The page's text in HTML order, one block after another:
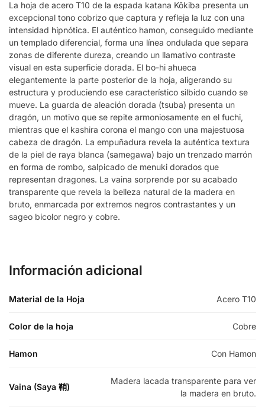
La hoja de acero T10 de la espada katana Kōkiba presenta un
excepcional tono cobrizo que captura y refleja la luz con una
intensidad hipnótica. El auténtico hamon, conseguido mediante
un templado diferencial, forma una línea ondulada que separa
zonas de diferente dureza, creando un llamativo contraste
visual en esta superficie dorada. El bo-hi ahueca
elegantemente la parte posterior de la hoja, aligerando su
estructura y produciendo ese característico silbido cuando se
mueve. La guarda de aleación dorada (tsuba) presenta un
dragón, un motivo que se repite armoniosamente en el fuchi,
mientras que el kashira corona el mango con una majestuosa
cabeza de dragón. La empuñadura revela la auténtica textura
de la piel de raya blanca (samegawa) bajo un trenzado marrón
en forma de rombo, salpicado de menuki dorados que
representan dragones. La vaina sorprende por su acabado
transparente que revela la belleza natural de la madera en
bruto, enmarcada por extremos negros contrastantes y un
sageo bicolor negro y cobre.
Información adicional
Material de la Hoja Acero T10
Color de la hoja Cobre
Hamon Con Hamon
Vaina (Saya 鞘)
Madera lacada transparente para ver
la madera en bruto.